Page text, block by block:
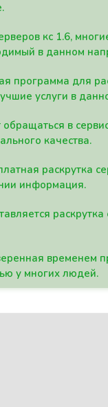
кс 1.6,
в данном
программа для
услуги в
в
качества.
раскрутка
информация.
временем
у многих людей.